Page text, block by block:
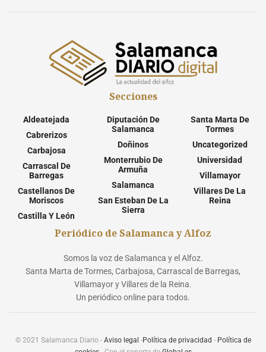
Secciones
Aldeatejada
Cabrerizos
Carbajosa
Carrascal De
Barregas
Castellanos De
Moriscos
Castilla Y León
Diputación De
Salamanca
Doñinos
Monterrubio De
Armuña
Salamanca
San Esteban De La
Sierra
Santa Marta De
Tormes
Uncategorized
Universidad
Villamayor
Villares De La
Reina
Periódico de Salamanca y Alfoz
Somos la voz de Salamanca y el Alfoz.
Santa Marta de Tormes, Carbajosa, Carrascal de Barregas,
Villamayor y Villares de la Reina.
Un periódico online para todos.
© 2021 Salamanca Diario - Aviso legal -Política de privacidad - Política de